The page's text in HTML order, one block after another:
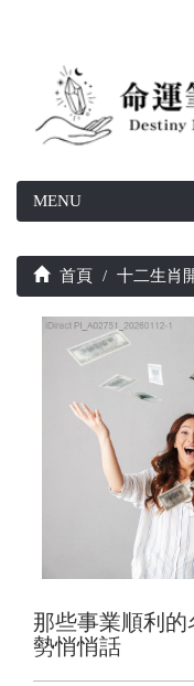
MENU
首頁 十二生肖
那些事業順利
勢悄悄話